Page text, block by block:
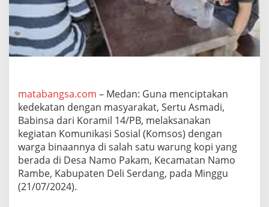
e
r
e
a
u
b
u
n
g
a
n
e
matabangsa.com – Medan: Guna menciptakan
kedekatan dengan masyarakat, Sertu Asmadi,
Babinsa dari Koramil 14/PB, melaksanakan
kegiatan Komunikasi Sosial (Komsos) dengan
warga binaannya di salah satu warung kopi yang
berada di Desa Namo Pakam, Kecamatan Namo
Rambe, Kabupaten Deli Serdang, pada Minggu
(21/07/2024).